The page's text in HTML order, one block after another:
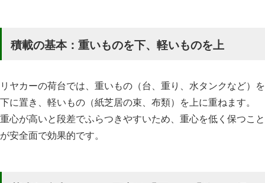
積載の基本：重いものを下、軽いものを上
リヤカーの荷台では、重いもの（台、重り、水タンクなど）を
下に置き、軽いもの（紙芝居の束、布類）を上に重ねます。
重心が高いと段差でふらつきやすいため、重心を低く保つこと
が安全面で効果的です。